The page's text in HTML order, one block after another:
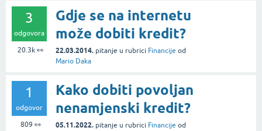
3
odgovora
20.3k 👀
Gdje se na internetu
može dobiti kredit?
22.03.2014. pitanje u rubrici Financije od
Mario Daka
1
odgovor
809 👀
Kako dobiti povoljan
nenamjenski kredit?
05.11.2022. pitanje u rubrici Financije od